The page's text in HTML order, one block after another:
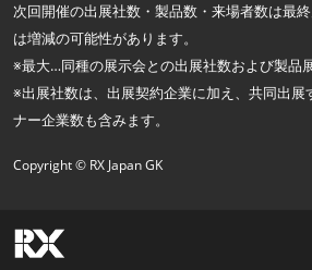
次回開催の出展社数・製品数・来場者数は最
は増減の可能性があります。
※最大…同種の展示会との出展社数および製品
※出展社数は、出展契約企業に加え、共同出展
ナー企業数も含みます。
Copyright © RX Japan GK